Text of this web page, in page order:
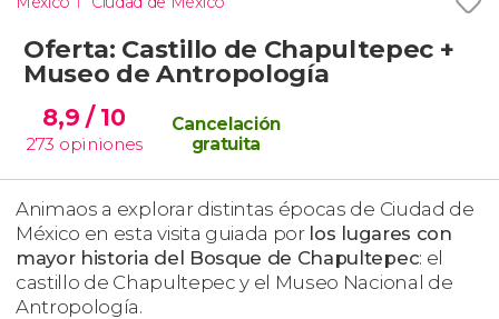
Oferta: Castillo de Chapultepec +
Museo de Antropología
8,9/ 10
273 opiniones
Cancelación
gratuita
Animaos a explorar distintas épocas de Ciudad de
México en esta visita guiada por los lugares con
mayor historia del Bosque de Chapultepec: el
castillo de Chapultepec y el Museo Nacional de
Antropología.